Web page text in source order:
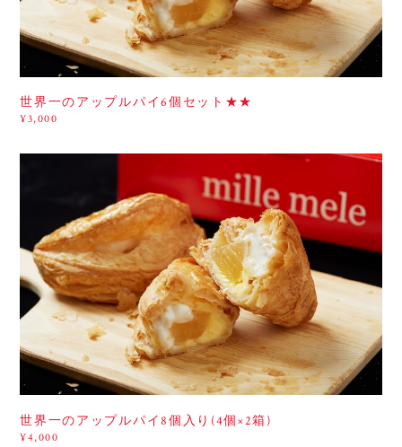
世界一のアップルパイ6個セット★★
¥3,000
世界一のアップルパイ8個入り(4個×2箱)
¥4,000